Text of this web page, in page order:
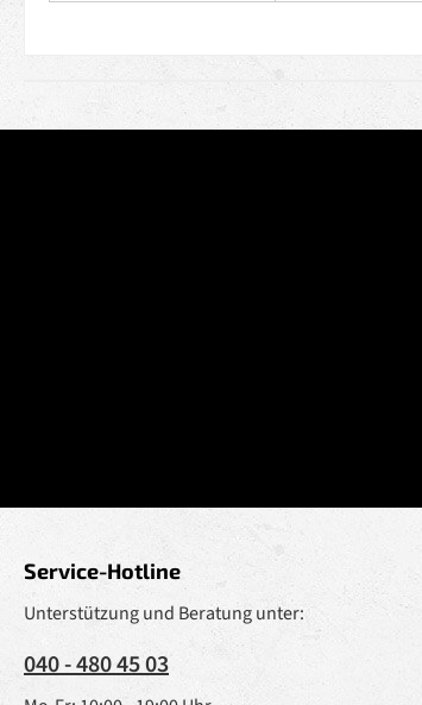
Service-Hotline
Unterstützung und Beratung unter:
040 - 480 45 03